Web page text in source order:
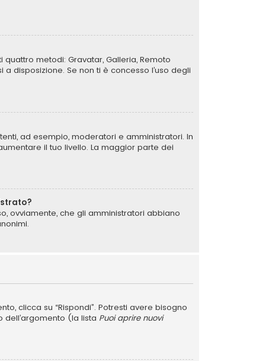
metodi: Gravatar, Galleria, Remoto
disposizione. Se non ti è concesso l’uso degli
ad esempio, moderatori e amministratori. In
il tuo livello. La maggior parte dei
ovviamente, che gli amministratori abbiano
clicca su “Rispondi”. Potresti avere bisogno
(la lista Puoi aprire nuovi